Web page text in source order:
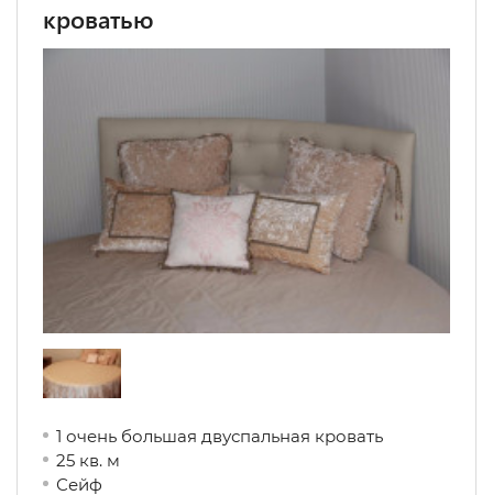
кроватью
1 очень большая двуспальная кровать
25 кв. м
Сейф